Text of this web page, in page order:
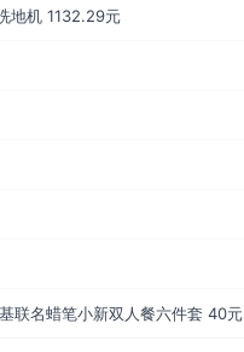
地机 1132.29元
联名蜡笔小新双人餐六件套 40元